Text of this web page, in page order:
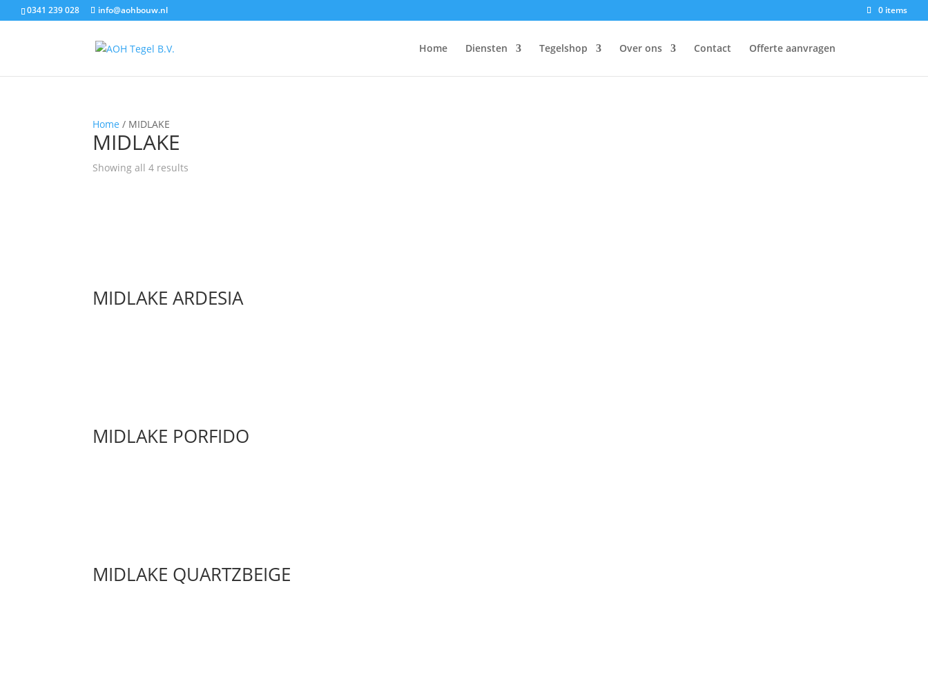
0341 239 028 info@aohbouw.nl 0 items
Home Diensten Tegelshop Over ons Contact Offerte aanvragen
Home / MIDLAKE
MIDLAKE
Showing all 4 results
MIDLAKE ARDESIA
MIDLAKE PORFIDO
MIDLAKE QUARTZBEIGE